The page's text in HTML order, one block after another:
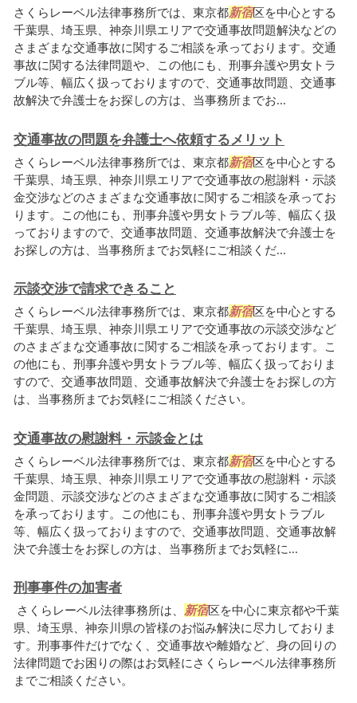
さくらレーベル法律事務所では、東京都新宿区を中心とする
千葉県、埼玉県、神奈川県エリアで交通事故問題解決などの
さまざまな交通事故に関するご相談を承っております。交通
事故に関する法律問題や、この他にも、刑事弁護や男女トラ
ブル等、幅広く扱っておりますので、交通事故問題、交通事
故解決で弁護士をお探しの方は、当事務所までお...
交通事故の問題を弁護士へ依頼するメリット
さくらレーベル法律事務所では、東京都新宿区を中心とする
千葉県、埼玉県、神奈川県エリアで交通事故の慰謝料・示談
金交渉などのさまざまな交通事故に関するご相談を承ってお
ります。この他にも、刑事弁護や男女トラブル等、幅広く扱
っておりますので、交通事故問題、交通事故解決で弁護士を
お探しの方は、当事務所までお気軽にご相談くだ...
示談交渉で請求できること
さくらレーベル法律事務所では、東京都新宿区を中心とする
千葉県、埼玉県、神奈川県エリアで交通事故の示談交渉など
のさまざまな交通事故に関するご相談を承っております。こ
の他にも、刑事弁護や男女トラブル等、幅広く扱っておりま
すので、交通事故問題、交通事故解決で弁護士をお探しの方
は、当事務所までお気軽にご相談ください。
交通事故の慰謝料・示談金とは
さくらレーベル法律事務所では、東京都新宿区を中心とする
千葉県、埼玉県、神奈川県エリアで交通事故の慰謝料・示談
金問題、示談交渉などのさまざまな交通事故に関するご相談
を承っております。この他にも、刑事弁護や男女トラブル
等、幅広く扱っておりますので、交通事故問題、交通事故解
決で弁護士をお探しの方は、当事務所までお気軽に...
刑事事件の加害者
さくらレーベル法律事務所は、 新宿区を中心に東京都や千葉
県、埼玉県、神奈川県の皆様のお悩み解決に尽力しておりま
す。刑事事件だけでなく、交通事故や離婚など、身の回りの
法律問題でお困りの際はお気軽にさくらレーベル法律事務所
までご相談ください。